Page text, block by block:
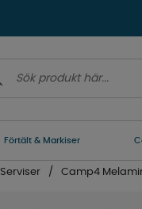
Förtält & Markiser
Serviser Camp4